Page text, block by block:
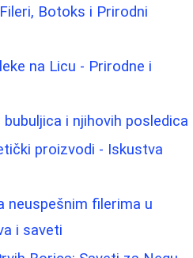
Botoks i Prirodni
na Licu - Prirodne i
i njihovih posledica
proizvodi - Iskustva
neuspešnim filerima u
i saveti